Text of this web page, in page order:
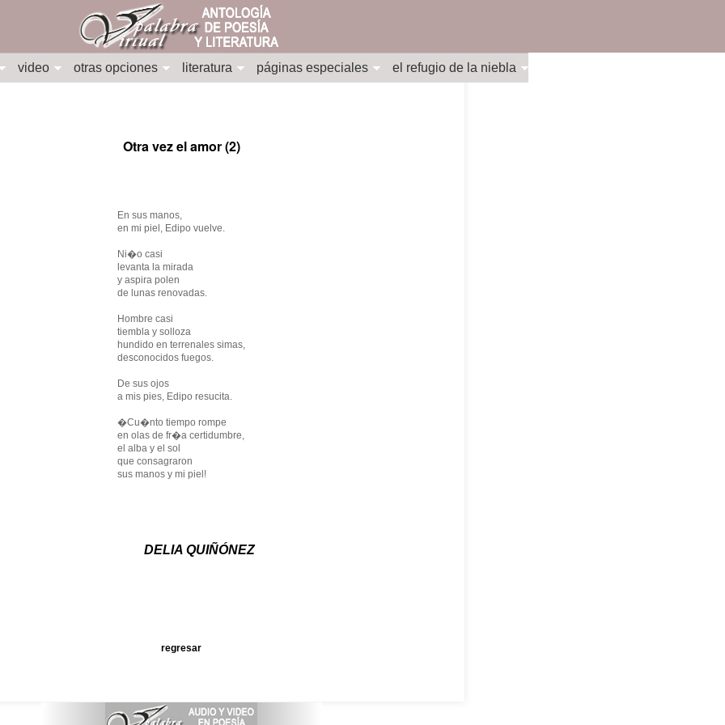
video otras opciones literatura páginas especiales el refugio de la niebla
Otra vez el amor (2)
En sus manos,
en mi piel, Edipo vuelve.
Ni�o casi
levanta la mirada
y aspira polen
de lunas renovadas.
Hombre casi
tiembla y solloza
hundido en terrenales simas,
desconocidos fuegos.
De sus ojos
a mis pies, Edipo resucita.
�Cu�nto tiempo rompe
en olas de fr�a certidumbre,
el alba y el sol
que consagraron
sus manos y mi piel!
DELIA QUIÑÓNEZ
regresar